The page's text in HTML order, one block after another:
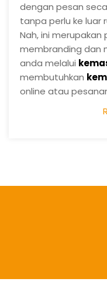
dengan pesan
tanpa perlu ke luar
dan anda bisa
sesuai anda
dapat digunakan
lain
Nah, ini
membranding dan
anda melalui
membutuhkan
online atau
(more…)